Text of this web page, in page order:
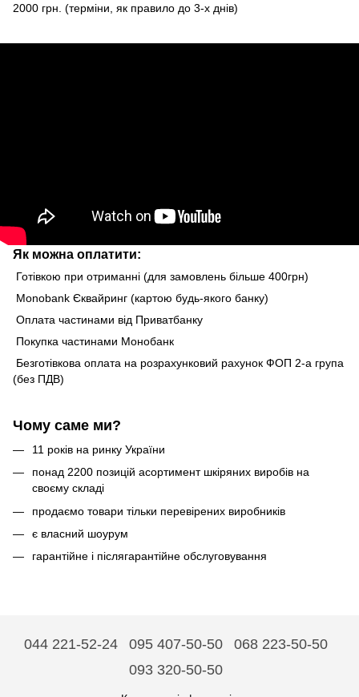
2000 грн. (терміни, як правило до 3-х днів)
Як можна оплатити:
Готівкою при отриманні (для замовлень більше 400грн)
Monobank Єквайринг (картою будь-якого банку)
Оплата частинами від Приватбанку
Покупка частинами Монобанк
Безготівкова оплата на розрахунковий рахунок ФОП 2-а група
(без ПДВ)
Чому саме ми?
11 років на ринку України
понад 2200 позицій асортимент шкіряних виробів на
своєму складі
продаємо товари тільки перевірених виробників
є власний шоурум
гарантійне і післягарантійне обслуговування
044 221-52-24 095 407-50-50
068 223-50-50
093 320-50-50